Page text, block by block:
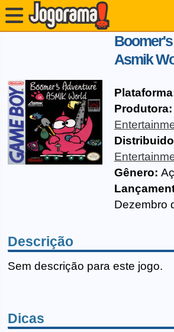
Asmik
Produtora:
Gênero:
Dezembro
Descrição
Sem descrição para este jogo.
Dicas